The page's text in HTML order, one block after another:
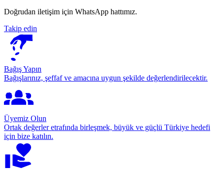
Doğrudan iletişim için WhatsApp hattımız.
Takip edin
Bağış Yapın
Bağışlarınız, şeffaf ve amacına uygun şekilde değerlendirilecektir.
Üyemiz Olun
Ortak değerler etrafında birleşmek, büyük ve güçlü Türkiye hedefi
için bize katılın.